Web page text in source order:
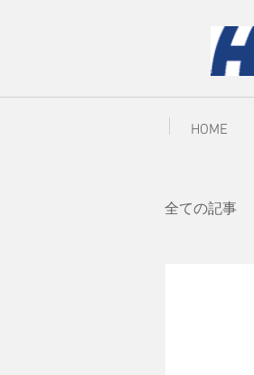
HOME
全ての記事